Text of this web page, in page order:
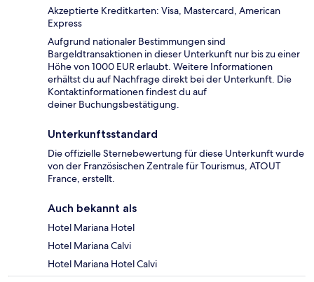
Akzeptierte Kreditkarten: Visa, Mastercard, American
Express
Aufgrund nationaler Bestimmungen sind
Bargeldtransaktionen in dieser Unterkunft nur bis zu einer
Höhe von 1000 EUR erlaubt. Weitere Informationen
erhältst du auf Nachfrage direkt bei der Unterkunft. Die
Kontaktinformationen findest du auf
deiner Buchungsbestätigung.
Unterkunftsstandard
Die offizielle Sternebewertung für diese Unterkunft wurde
von der Französischen Zentrale für Tourismus, ATOUT
France, erstellt.
Auch bekannt als
Hotel Mariana Hotel
Hotel Mariana Calvi
Hotel Mariana Hotel Calvi